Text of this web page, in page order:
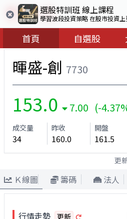
選股特訓班 線上課程
學習波段投資策略 在股市投資
首頁 自選股
暉盛-創 7730
153.0 7.00 (-
成交量
34
昨收
160.0
開盤
161.5
更
Ｋ線圖 籌碼 法人
行情走勢 更新